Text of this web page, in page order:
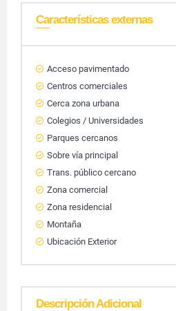
Características externas
Acceso pavimentado
Centros comerciales
Cerca zona urbana
Colegios / Universidades
Parques cercanos
Sobre vía principal
Trans. público cercano
Zona comercial
Zona residencial
Montaña
Ubicación Exterior
Descripción Adicional